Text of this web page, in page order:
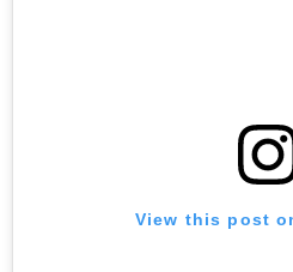
View this post